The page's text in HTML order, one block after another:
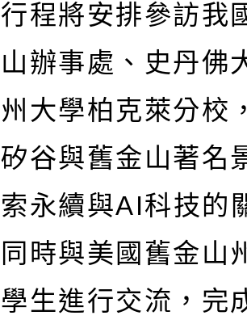
行程將安排參訪我
山辦事處、史丹佛
州大學柏克萊分校
矽谷與舊金山著名
索永續與AI科技的
同時與美國舊金山
學生進行交流，完